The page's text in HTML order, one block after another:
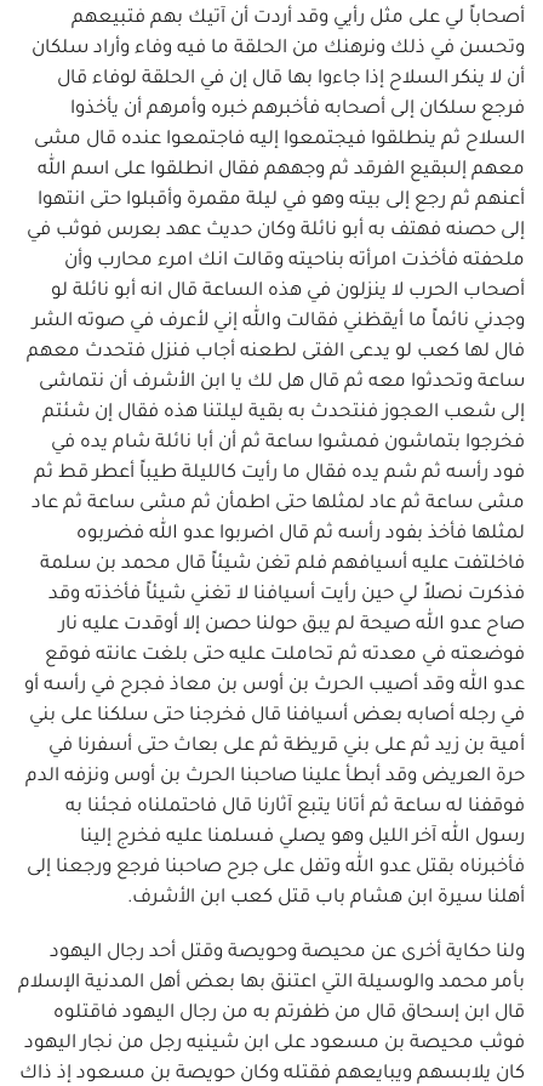
أصحاباً لي على مثل رأيي وقد أردت أن آتيك بهم فتبيعهم
وتحسن في ذلك ونرهنك من الحلقة ما فيه وفاء وأراد سلكان
أن لا ينكر السلاح إذا جاءوا بها قال إن في الحلقة لوفاء قال
فرجع سلكان إلى أصحابه فأخبرهم خبره وأمرهم أن يأخذوا
السلاح ثم ينطلقوا فيجتمعوا إليه فاجتمعوا عنده قال مشى
معهم إلىبقيع الفرقد ثم وجههم فقال انطلقوا على اسم الله
أعنهم ثم رجع إلى بيته وهو في ليلة مقمرة وأقبلوا حتى انتهوا
إلى حصنه فهتف به أبو نائلة وكان حديث عهد بعرس فوثب في
ملحفته فأخذت امرأته بناحيته وقالت انك امرء محارب وأن
أصحاب الحرب لا ينزلون في هذه الساعة قال انه أبو نائلة لو
وجدني نائماً ما أيقظني فقالت والله إني لأعرف في صوته الشر
فال لها كعب لو يدعى الفتى لطعنه أجاب فنزل فتحدث معهم
ساعة وتحدثوا معه ثم قال هل لك يا ابن الأشرف أن نتماشى
إلى شعب العجوز فنتحدث به بقية ليلتنا هذه فقال إن شئتم
فخرجوا بتماشون فمشوا ساعة ثم أن أبا نائلة شام يده في
فود رأسه ثم شم يده فقال ما رأيت كالليلة طيباً أعطر قط ثم
مشى ساعة ثم عاد لمثلها حتى اطمأن ثم مشى ساعة ثم عاد
لمثلها فأخذ بفود رأسه ثم قال اضربوا عدو الله فضربوه
فاخلتفت عليه أسيافهم فلم تغن شيئاً قال محمد بن سلمة
فذكرت نصلاً لي حين رأيت أسيافنا لا تغني شيئاً فأخذته وقد
صاح عدو الله صيحة لم يبق حولنا حصن إلا أوقدت عليه نار
فوضعته في معدته ثم تحاملت عليه حتى بلغت عانته فوقع
عدو الله وقد أصيب الحرث بن أوس بن معاذ فجرح في رأسه أو
في رجله أصابه بعض أسيافنا قال فخرجنا حتى سلكنا على بني
أمية بن زيد ثم على بني قريظة ثم على بعاث حتى أسفرنا في
حرة العريض وقد أبطأ علينا صاحبنا الحرث بن أوس ونزفه الدم
فوقفنا له ساعة ثم أتانا يتبع آثارنا قال فاحتملناه فجئنا به
رسول الله آخر الليل وهو يصلي فسلمنا عليه فخرج إلينا
فأخبرناه بقتل عدو الله وتفل على جرح صاحبنا فرجع ورجعنا إلى
أهلنا سيرة ابن هشام باب قتل كعب ابن الأشرف.
ولنا حكاية أخرى عن محيصة وحويصة وقتل أحد رجال اليهود
بأمر محمد والوسيلة التي اعتنق بها بعض أهل المدنية الإسلام
قال ابن إسحاق قال من ظفرتم به من رجال اليهود فاقتلوه
فوثب محيصة بن مسعود على ابن شينيه رجل من نجار اليهود
كان يلابسهم ويبايعهم فقتله وكان حويصة بن مسعود إذ ذاك